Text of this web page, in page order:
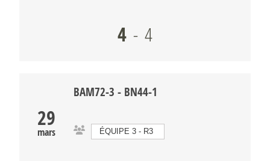
4 - 4
29
mars
BAM72-3 - BN44-1
ÉQUIPE 3 - R3